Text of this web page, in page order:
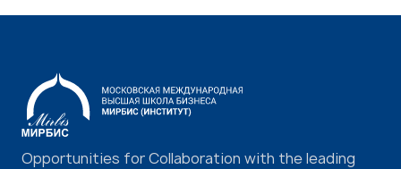
Opportunities for Collaboration with the leading